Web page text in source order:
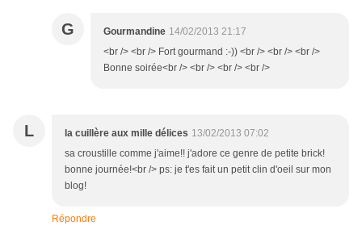
G Gourmandine 14/02/2013 21:17
<br /> <br /> Fort gourmand :-)) <br /> <br /> <br />
Bonne soirée<br /> <br /> <br /> <br />
L la cuillère aux mille délices 13/02/2013 07:02
sa croustille comme j'aime!! j'adore ce genre de petite brick!
bonne journée!<br /> ps: je t'es fait un petit clin d'oeil sur mon
blog!
Répondre